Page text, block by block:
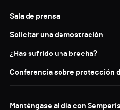
Sala de prensa
Solicitar una demostración
¿Has sufrido una brecha?
Conferencia sobre protección
Manténgase al día con Semperis